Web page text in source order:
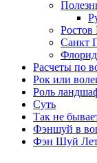
Ростов
Санкт
Расчеты по
Рок или
Роль
Суть
Так не
Фэншуй в
Фэн Шуй